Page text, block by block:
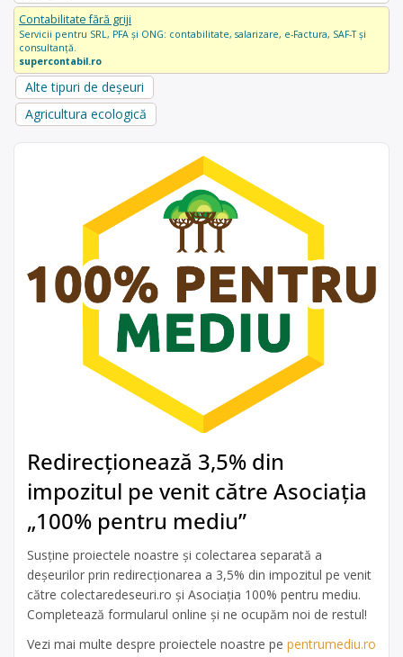
Contabilitate fără griji
Servicii pentru SRL, PFA și ONG: contabilitate, salarizare, e-Factura, SAF-T și
consultanță.
supercontabil.ro
Alte tipuri de deșeuri
Agricultura ecologică
Redirecționează 3,5% din
impozitul pe venit către Asociația
„100% pentru mediu”
Susține proiectele noastre și colectarea separată a
deșeurilor prin redirecționarea a 3,5% din impozitul pe venit
către colectaredeseuri.ro și Asociația 100% pentru mediu.
Completează formularul online și ne ocupăm noi de restul!
Vezi mai multe despre proiectele noastre pe pentrumediu.ro